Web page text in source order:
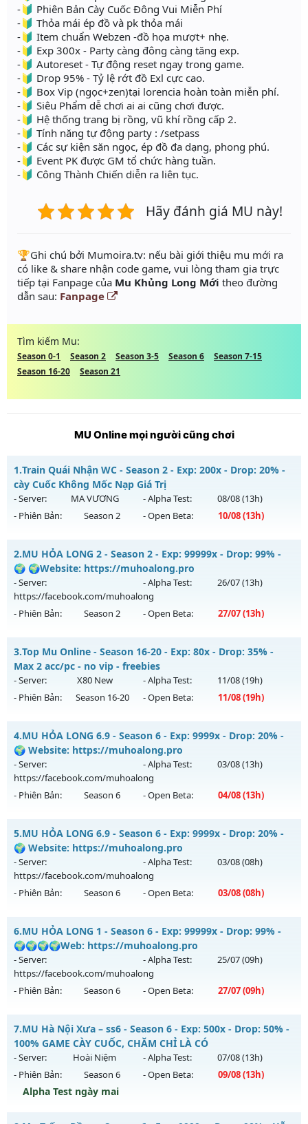
-🔰 Phiên Bản Cày Cuốc Đông Vui Miễn Phí
-🔰 Thỏa mái ép đồ và pk thỏa mái
-🔰 Item chuẩn Webzen -đồ họa mượt+ nhẹ.
-🔰 Exp 300x - Party càng đông càng tăng exp.
-🔰 Autoreset - Tự động reset ngay trong game.
-🔰 Drop 95% - Tỷ lệ rớt đồ Exl cực cao.
-🔰 Box Vip (ngọc+zen)tại lorencia hoàn toàn miễn phí.
-🔰 Siêu Phẩm dễ chơi ai ai cũng chơi được.
-🔰 Hệ thống trang bị rồng, vũ khí rồng cấp 2.
-🔰 Tính năng tự động party : /setpass
-🔰 Các sự kiện săn ngọc, ép đồ đa dạng, phong phú.
-🔰 Event PK được GM tổ chức hàng tuần.
-🔰 Công Thành Chiến diễn ra liên tục.
Hãy đánh giá MU này!
️🏆Ghi chú bởi Mumoira.tv: nếu bài giới thiệu mu mới ra
có like & share nhận code game, vui lòng tham gia trực
tiếp tại Fanpage của Mu Khủng Long Mới theo đường
dẫn sau: Fanpage
Tìm kiếm Mu:
Season 0-1 Season 2 Season 3-5 Season 6
Season 7-15
Season 16-20
Season 21
MU Online mọi người cũng chơi
1.Train Quái Nhận WC - Season 2 - Exp: 200x - Drop: 20% -
cày Cuốc Không Mốc Nạp Giá Trị
- Server: MA VƯƠNG - Alpha Test: 08/08(13h)
- Phiên Bản:
Season 2 - Open Beta: 10/08(13h)
Train Quái Nhận WC - cày Cuốc Không Mốc Nạp Giá Trị
Mu mới ra tháng 08 2026 - Mở máy chủ
13h ngày 10/08/2626
Exp: 200x - Drop: 20%
Antihack: GameGuard
2.MU HỎA LONG 2 - Season 2 - Exp: 99999x - Drop: 99% -
🌍 🌍Website: https://muhoalong.pro
- Server:
https://facebook.com/muhoalong
- Alpha Test: 26/07(13h)
- Phiên Bản: Season 2 - Open Beta: 27/07(13h)
MU HỎA LONG 2 - 🌍 🌍Website: https://muhoalong.pro
Mu mới ra tháng 07 2026 - Mở máy chủ
https://facebook.com/muhoalongvào 13h ngày
27/07/2626
Kiểu reset: Non Reset
Thể loại: Mu Nguyên bản Webzen
Antihack: Xshiel
3.Top Mu Online - Season 16-20 - Exp: 80x - Drop: 35% -
Max 2 acc/pc - no vip - freebies
- Server: X80 New - Alpha Test: 11/08(19h)
- Phiên Bản:
Season 16-20 - Open Beta: 11/08(19h)
Top Mu Online - Max 2 acc/pc - no vip - freebies
Mu mới ra tháng 08 2026 - Mở máy chủ
ngày 11/08/2626
Exp: 80x - Drop: 35%
Thể loại: Mu Nguyên bản Webzen
Antihack: AntiShield
4.MU HỎA LONG 6.9 - Season 6 - Exp: 9999x - Drop: 20% -
🌍 Website: https://muhoalong.pro
- Server:
https://facebook.com/muhoalong
- Alpha Test: 03/08(13h)
- Phiên Bản: Season 6 - Open Beta: 04/08(13h)
MU HỎA LONG 6.9 - 🌍 Website: https://muhoalong.pro
Mu mới ra tháng 08 2026 - Mở máy chủ
https://facebook.com/muhoalongvào 13h ngày
04/08/2626
Exp: 9999x - Drop: 20%
Thể loại: Mu Nguyên bản Webzen
Antihack: XShield
5.MU HỎA LONG 6.9 - Season 6 - Exp: 9999x - Drop: 20% -
🌍 Website: https://muhoalong.pro
- Server:
https://facebook.com/muhoalong
- Alpha Test: 03/08(08h)
- Phiên Bản: Season 6 - Open Beta: 03/08(08h)
MU HỎA LONG 6.9 - 🌍 Website: https://muhoalong.pro
Mu mới ra tháng 08 2026 - Mở máy chủ
https://facebook.com/muhoalongvào 08h ngày
03/08/2626
Exp: 9999x - Drop: 20%
Thể loại: Mu Nguyên bản Webzen
Antihack: XShield
6.MU HỎA LONG 1 - Season 6 - Exp: 99999x - Drop: 99% -
🌍🌍🌍🌍Web: https://muhoalong.pro
- Server:
https://facebook.com/muhoalong
- Alpha Test: 25/07(09h)
- Phiên Bản: Season 6 - Open Beta: 27/07(09h)
MU HỎA LONG 1 - 🌍🌍🌍🌍Web: https://muhoalong.pro
Mu mới ra tháng 07 2026 - Mở máy chủ
https://facebook.com/muhoalongvào 09h ngày
27/07/2626
Exp: 99999x - Drop: 99%
7.MU Hà Nội Xưa – ss6 - Season 6 - Exp: 500x - Drop: 50% -
100% GAME CÀY CUỐC, CHĂM CHỈ LÀ CÓ
- Server: Hoài Niệm - Alpha Test: 07/08(13h)
- Phiên Bản:
Season 6 - Open Beta: 09/08(13h)
Alpha Test ngày mai
MU Hà Nội Xưa – ss6 - 100% GAME CÀY CUỐC, CHĂM CHỈ LÀ